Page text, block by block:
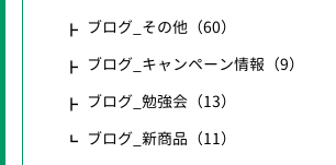
ブログ_その他 （60）
ブログ_キャンペーン情報 （9）
ブログ_勉強会 （13）
ブログ_新商品 （11）